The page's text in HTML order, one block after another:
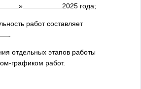
» 2025 года;
работ составляет
отдельных этапов работы
графиком работ.